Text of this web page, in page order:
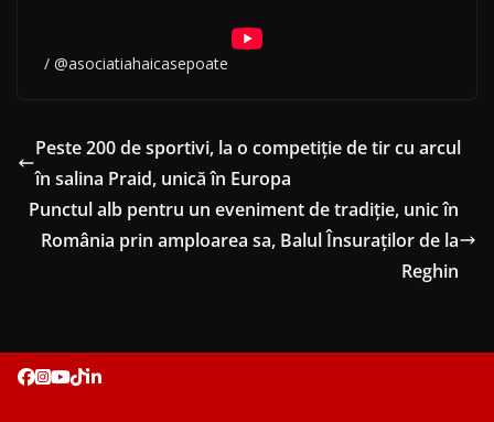
/ @asociatiahaicasepoate
Peste 200 de sportivi, la o competiţie de tir cu arcul
în salina Praid, unică în Europa
Punctul alb pentru un eveniment de tradiție, unic în
România prin amploarea sa, Balul Însuraților de la
Reghin